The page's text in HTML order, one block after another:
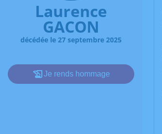
Laurence
GACON
décédée le 27 septembre 2025
Je rends hommage